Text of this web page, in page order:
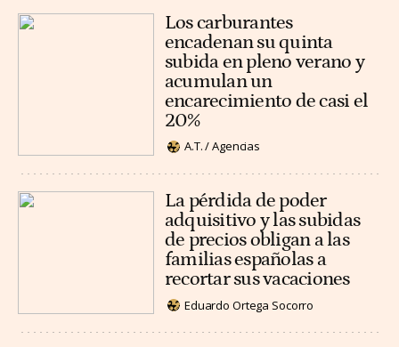
Los carburantes
encadenan su quinta
subida en pleno verano y
acumulan un
encarecimiento de casi el
20%
A.T. / Agencias
La pérdida de poder
adquisitivo y las subidas
de precios obligan a las
familias españolas a
recortar sus vacaciones
Eduardo Ortega Socorro